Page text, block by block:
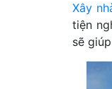
Xây
tiện
sẽ